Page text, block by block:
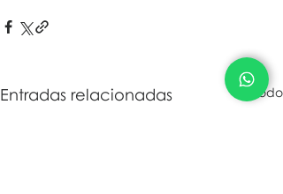
Entradas relacionadas Ver todo